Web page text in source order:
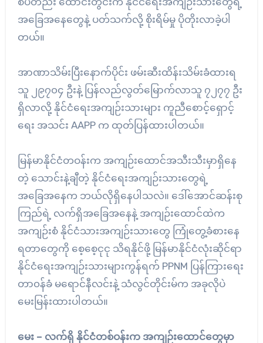
အခြေအနေတွေနဲ့ ပတ်သက်လို့ စိုးရိမ်မှု ပိုတိုးလာခဲ့ပါ
တယ်။
အာဏာသိမ်းပြီးနောက်ပိုင်း ဖမ်းဆီးထိန်းသိမ်းခံထားရ
သူ ၂၉၇၀၄ ဦးနဲ့ ပြန်လည်လွတ်မြောက်လာသူ ၇၂၇၇ ဦး
ရှိလာလို့ နိုင်ငံရေးအကျဉ်းသားများ ကူညီစောင့်ရှောင့်
ရေး အသင်း AAPP က ထုတ်ပြန်ထားပါတယ်။
မြန်မာနိုင်ငံတဝန်းက အကျဉ်းထောင်အသီးသီးမှာရှိနေ
တဲ့ သောင်းနဲ့ချီတဲ့ နိုင်ငံရေးအကျဉ်းသားတွေရဲ့
အခြေအနေက ဘယ်လိုရှိနေပါသလဲ။ ဒေါ်အောင်ဆန်းစု
ကြည်ရဲ့ လက်ရှိအခြေအနေနဲ့ အကျဉ်းထောင်ထဲက
အကျဉ်းစံ နိုင်ငံသားအကျဉ်းသားတွေ ကြုံတွေ့ခံစားနေ
ရတာတွေကို စေ့စေ့ငုငု သိရနိုင်ဖို့ မြန်မာနိုင်ငံလုံးဆိုင်ရာ
နိုင်ငံရေးအကျဉ်းသားများကွန်ရက် PPNM ပြန်ကြားရေး
တာ၀န်ခံ မရောင်နီလင်းနဲ့ သံလွင်တိုင်းမ်က အခုလိုပဲ
မေးမြန်းထားပါတယ်။
မေး – လက်ရှိ နိုင်ငံတစ်ဝန်းက အကျဉ်းထောင်တွေမှာ